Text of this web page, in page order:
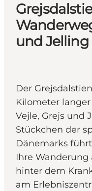
und Jelling
Der
Kilometer
Vejle, Grejs und
Stückchen der
Dänemarks
Ihre Wanderung
hinter dem
am